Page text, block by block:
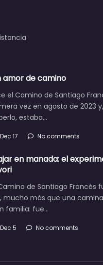
amor de camino
el Camino de Santiago
vez en agosto de 2023
estaba…
Dec 17 No comments
en manada: el
de Santiago Francés
mucho más que una
familia: fue…
Dec 5 No comments